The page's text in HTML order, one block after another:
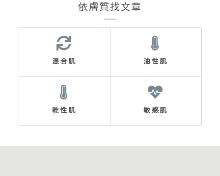
依膚質找文章
混合肌 油性肌
乾性肌 敏感肌